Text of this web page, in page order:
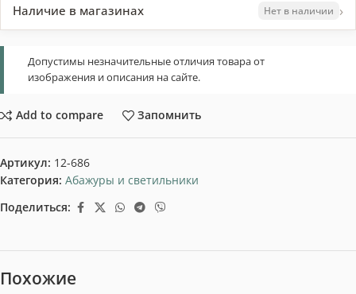
Наличие в магазинах Нет в наличии ›
Допустимы незначительные отличия товара от
изображения и описания на сайте.
Add to compare Запомнить
Артикул: 12-686
Категория: Абажуры и светильники
Поделиться:
Похожие